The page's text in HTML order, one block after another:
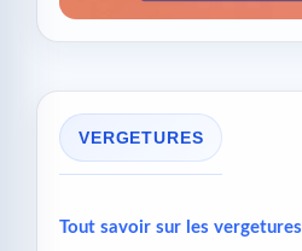
VERGETURES
Tout savoir sur les vergetures